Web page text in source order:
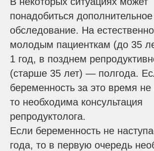
понадобиться дополнительное
обследование. На
молодым пациенткам (до 35
1 год, в позднем
(старше 35 лет) — полгода.
беременность за это время не
то необходима консультация
репродуктолога.
Если беременность не
года, то в первую очередь